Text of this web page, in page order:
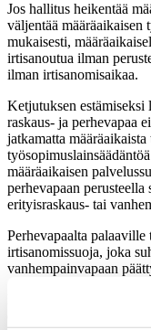
Jos hallitus heikentää
väljentää määräaikaisen
mukaisesti,
irtisanoutua ilman
ilman irtisanomisaikaa.
Ketjutuksen estämiseksi
raskaus- ja perhevapaa
jatkamatta
määräaikaisen
perhevapaan perusteella
erityisraskaus- tai
Perhevapaalta
irtisanomissuoja, joka
vanhempainvapaan
Lisäksi määräaikaisten
ehdotamme, että